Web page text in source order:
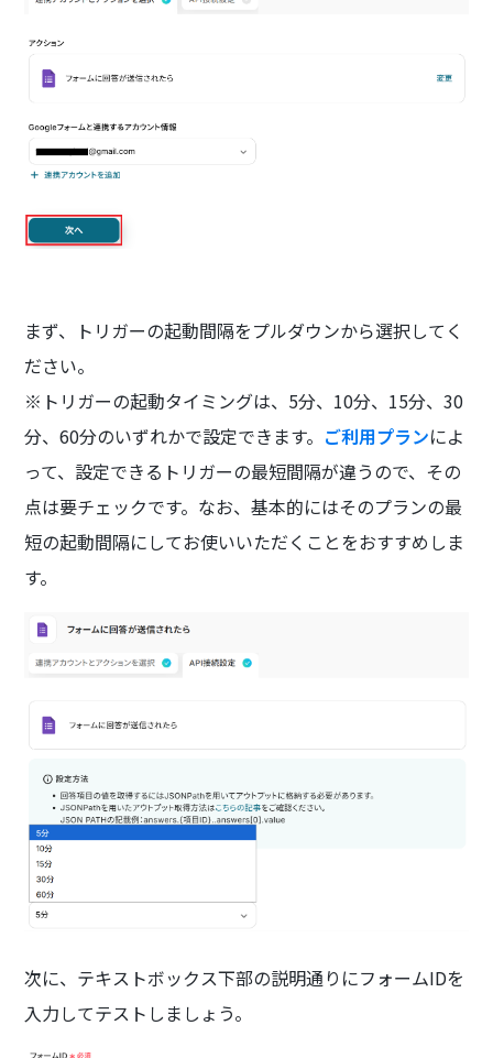
まず、トリガーの起動間隔をプルダウンから選択してく
ださい。
※トリガーの起動タイミングは、5分、10分、15分、30
分、60分のいずれかで設定できます。 ご利用プランによ
って、設定できるトリガーの最短間隔が違うので、その
点は要チェックです。なお、基本的にはそのプランの最
短の起動間隔にしてお使いいただくことをおすすめしま
す。
次に、テキストボックス下部の説明通りにフォームIDを
入力してテストしましょう。